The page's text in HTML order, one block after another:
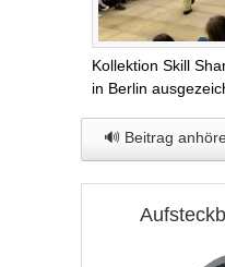
Kollektion Skill
in Berlin
🔊 Beitrag